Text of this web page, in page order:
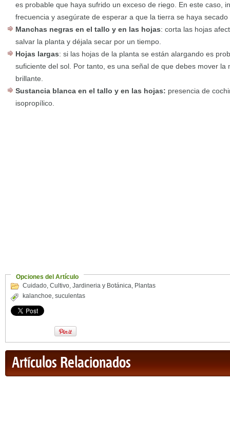
es probable que haya sufrido un exceso de riego. En este caso,
frecuencia y asegúrate de esperar a que la tierra se haya
Manchas negras en el tallo y en las hojas: corta las hojas
salvar la planta y déjala secar por un tiempo.
Hojas largas: si las hojas de la planta se están alargando es
suficiente del sol. Por tanto, es una señal de que debes mover la
brillante.
Sustancia blanca en el tallo y en las hojas: presencia de
isopropílico.
Opciones del Artículo
Cuidado, Cultivo, Jardineria y Botánica, Plantas
kalanchoe, suculentas
Artículos Relacionados